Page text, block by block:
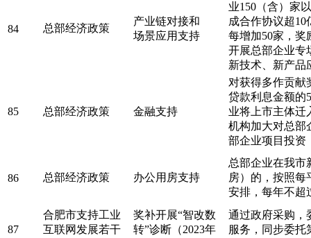
84 总部经济政策
产业链对接和
场景应用支持
业150（含）家
成合作协议超10
每增加50家，奖
开展总部企业专
新技术、新产品
85 总部经济政策 金融支持
对获得多作贡献
贷款利息金额的
业将上市主体迁
机构加大对总部
部企业项目投资
86 总部经济政策 办公用房支持
总部企业在我市
房）的，按照每
安排，每年不超
87
合肥市支持工业
互联网发展若干
奖补开展“智改数
转”诊断（2023年
通过政府采购，
服务，同步委托